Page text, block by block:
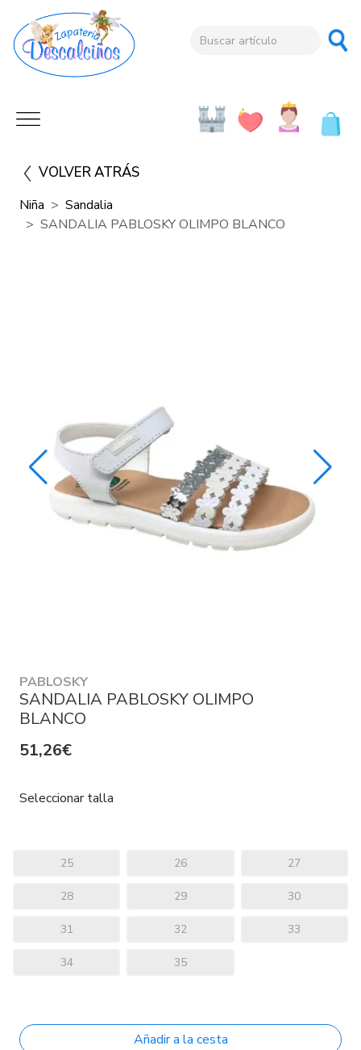
VOLVER ATRÁS
Niña
Sandalia
SANDALIA PABLOSKY OLIMPO BLANCO
PABLOSKY
SANDALIA PABLOSKY OLIMPO
BLANCO
51,26€
Seleccionar talla
25 26 27
28 29 30
31 32 33
34 35